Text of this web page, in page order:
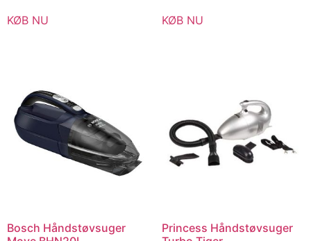
KØB NU KØB NU
Bosch Håndstøvsuger
Princess Håndstøvsuger